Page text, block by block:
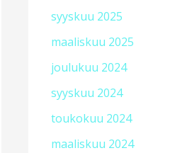
syyskuu 2025
maaliskuu 2025
joulukuu 2024
syyskuu 2024
toukokuu 2024
maaliskuu 2024